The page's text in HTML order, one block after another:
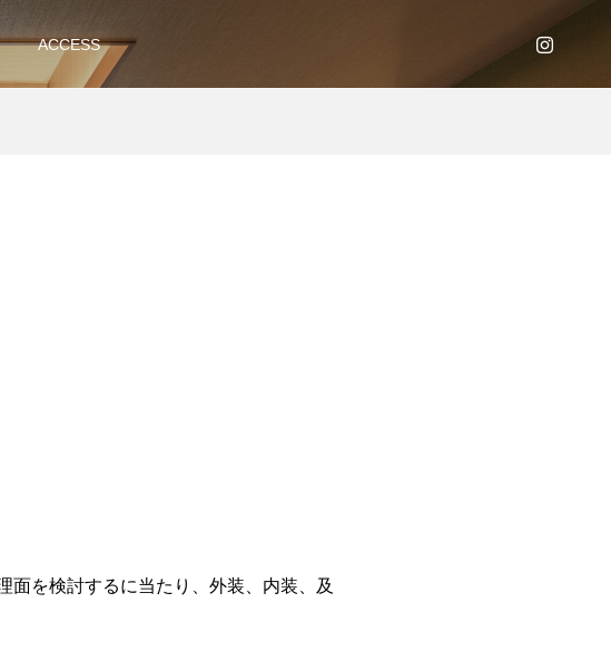
ACCESS
面を検討するに当たり、外装、内装、及